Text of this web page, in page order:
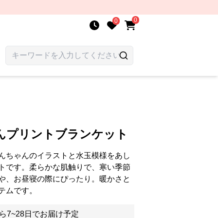
0 0
プリントブランケット
ちゃんのイラストと水玉模様をあし
です。柔らかな肌触りで、寒い季節
、お昼寝の際にぴったり。暖かさと
ムです。
7~28日でお届け予定